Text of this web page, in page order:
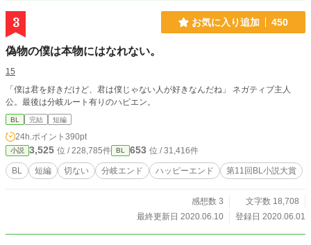
の手で掴むんだ……！ 悪役になりたくない公爵令息がジタ
バタする物語。(徐々にBLです。ご注意ください) 第11回BL
にありがとうございました。(2024年11月に書籍化しました)
3 お気に入り追加 450
偽物の僕は本物にはなれない。
15
「僕は君を好きだけど、君は僕じゃない人が好きなんだね」 ネガティブ主人
公。最後は分岐ルート有りのハピエン。
BL 完結 短編
24h.ポイント 390pt
小説 3,525 位 / 228,785件 BL 653 位 / 31,416件
BL 短編 切ない 分岐エンド ハッピーエンド 第11回BL小説大賞
感想数 3
文字数 18,708
最終更新日 2020.06.10
登録日 2020.06.01